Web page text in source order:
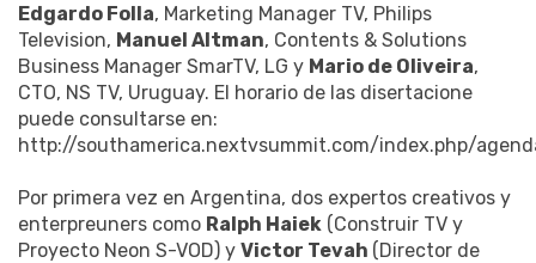
Edgardo Folla, Marketing Manager TV, Philips
Television, Manuel Altman, Contents & Solutions
Business Manager SmarTV, LG y Mario de Oliveira,
CTO, NS TV, Uruguay. El horario de las disertacione
puede consultarse en:
http://southamerica.nextvsummit.com/index.php/
Por primera vez en Argentina, dos expertos creativos y
enterpreuners como Ralph Haiek (Construir TV y
Proyecto Neon S-VOD) y Victor Tevah (Director de